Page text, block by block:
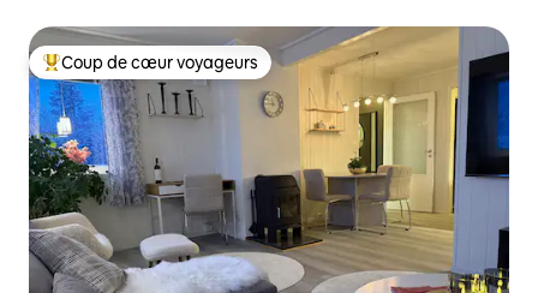
Coups de cœur voyageurs les plus appréciés
Coup de cœur voyageurs